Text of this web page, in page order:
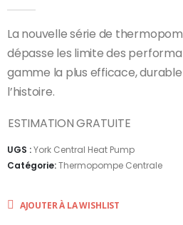
La nouvelle série de
dépasse les limite des
gamme la plus efficace,
l’histoire.
ESTIMATION GRATUITE
UGS :York Central Heat Pump
Catégorie:Thermopompe Centrale
AJOUTER À LA WISHLIST